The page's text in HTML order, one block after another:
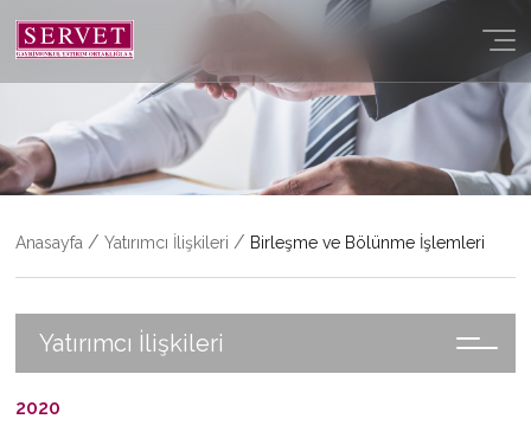
YATIRIMCI İLIŞKILERI
PORTFÖY
İLETIŞIM
Anasayfa /Yatırımcı İlişkileri / Birleşme ve Bölünme İşlemleri
Yatırımcı İlişkileri
2020